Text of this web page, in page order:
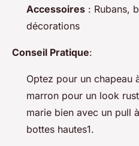
Accessoires : Rubans,
décorations
Conseil Pratique:
Optez pour un chapeau
marron pour un look
marie bien avec un pull
bottes hautes1.